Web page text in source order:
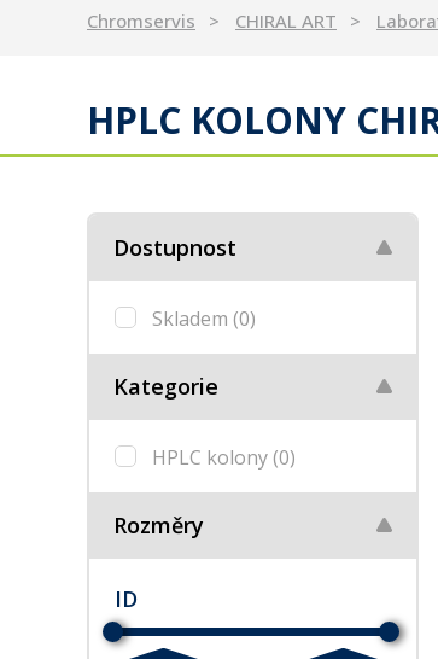
Chromservis CHIRAL ART
HPLC KOLONY
Dostupnost
Skladem (0)
Kategorie
HPLC kolony(0)
Rozměry
ID